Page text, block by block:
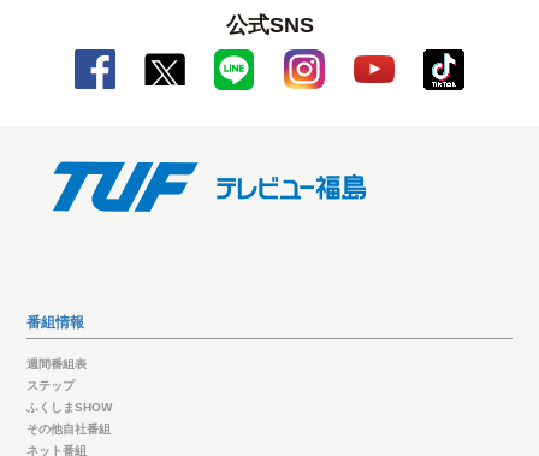
公式SNS
番組情報
週間番組表
ステップ
ふくしまSHOW
その他自社番組
ネット番組